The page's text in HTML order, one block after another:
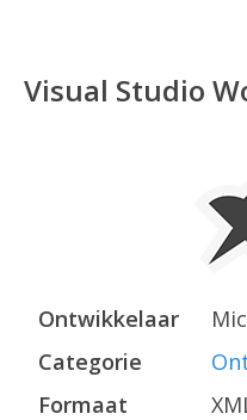
Visual Studio
Ontwikkelaar
Categorie
Formaat